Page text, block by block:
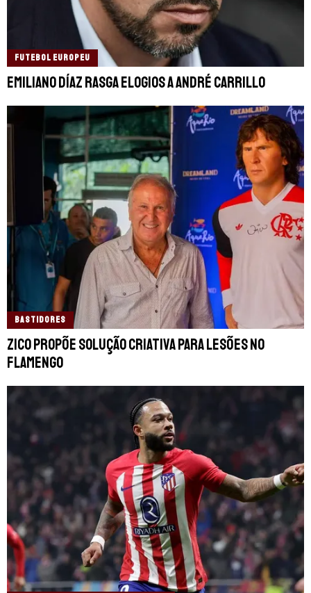
FUTEBOL EUROPEU
Emiliano Díaz rasga elogios a André Carrillo
BASTIDORES
Zico propõe solução criativa para lesões no
Flamengo